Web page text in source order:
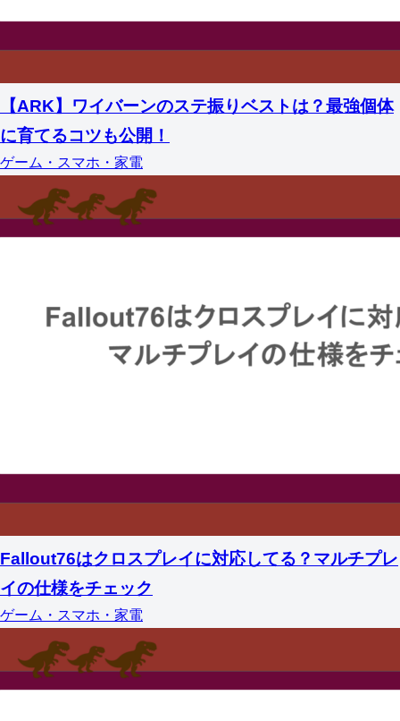
【ARK】ワイバーンのステ振りベストは？最強個体
に育てるコツも公開！
ゲーム・スマホ・家電
Fallout76はクロスプレイに対応してる？マルチプレ
イの仕様をチェック
ゲーム・スマホ・家電